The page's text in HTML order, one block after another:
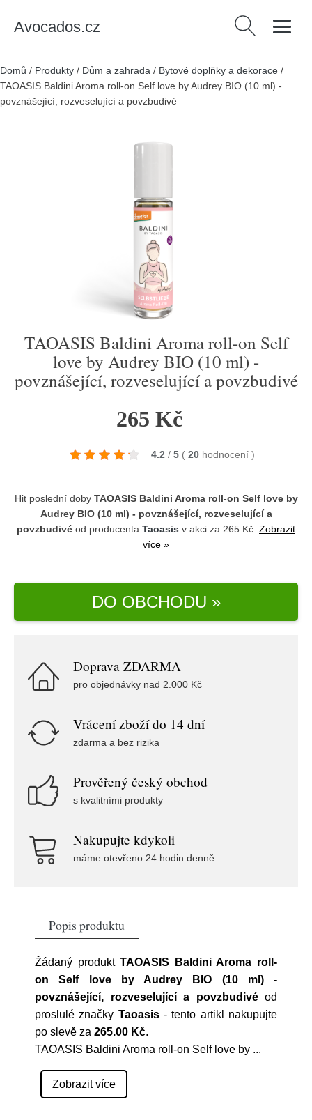
Avocados.cz Vyhledávání
Domů / Produkty / Dům a zahrada / Bytové doplňky a dekorace /
TAOASIS Baldini Aroma roll-on Self love by Audrey BIO (10 ml) -
povznášející, rozveselující a povzbudivé
TAOASIS Baldini Aroma roll-on Self
love by Audrey BIO (10 ml) -
povznášející, rozveselující a povzbudivé
265 Kč
4.2 / 5 ( 20 hodnocení )
Hit poslední doby TAOASIS Baldini Aroma roll-on Self love by
Audrey BIO (10 ml) - povznášející, rozveselující a
povzbudivé od producenta Taoasis v akci za 265 Kč. Zobrazit
více »
DO OBCHODU »
Doprava ZDARMA
pro objednávky nad 2.000 Kč
Vrácení zboží do 14 dní
zdarma a bez rizika
Prověřený český obchod
s kvalitními produkty
Nakupujte kdykoli
máme otevřeno 24 hodin denně
Popis produktu
Žádaný produktTAOASIS Baldini Aroma roll-
on Self love by Audrey BIO (10 ml) -
povznášející, rozveselující a povzbudivéod
proslulé značky Taoasis- tento artikl nakupujte
po slevě za 265.00 Kč.
TAOASIS Baldini Aroma roll-on Self love by ...
Zobrazit více